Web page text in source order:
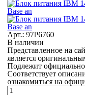
Арт.: 97P6760
В наличии
Представленное на
является
Подлежит
Соответствует
ознакомиться на